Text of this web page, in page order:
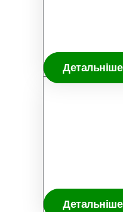
Детальніше
Детальніше